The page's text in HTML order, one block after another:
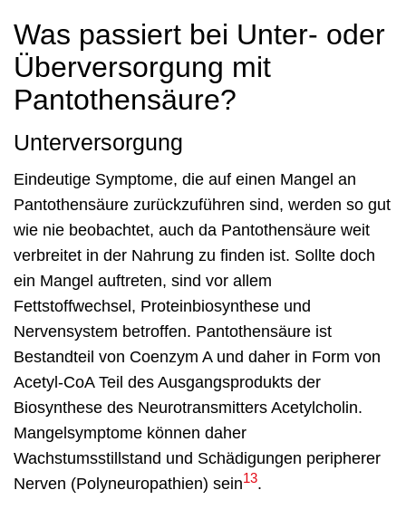
Was passiert bei Unter- oder
Überversorgung mit
Pantothensäure?
Unterversorgung
Eindeutige Symptome, die auf einen Mangel an
Pantothensäure zurückzuführen sind, werden so gut
wie nie beobachtet, auch da Pantothensäure weit
verbreitet in der Nahrung zu finden ist. Sollte doch
ein Mangel auftreten, sind vor allem
Fettstoffwechsel, Proteinbiosynthese und
Nervensystem betroffen. Pantothensäure ist
Bestandteil von Coenzym A und daher in Form von
Acetyl-CoA Teil des Ausgangsprodukts der
Biosynthese des Neurotransmitters Acetylcholin.
Mangelsymptome können daher
Wachstumsstillstand und Schädigungen peripherer
Nerven (Polyneuropathien) sein13.